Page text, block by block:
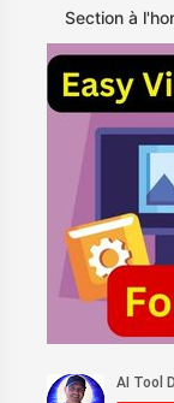
Section à